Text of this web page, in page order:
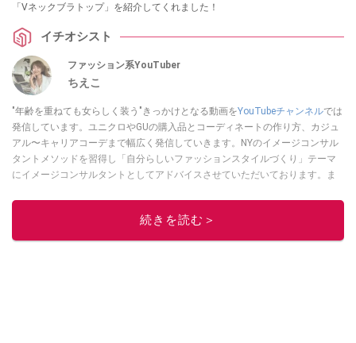
「Vネックブラトップ」を紹介してくれました！
イチオシスト
ファッション系YouTuber
ちえこ
"年齢を重ねても女らしく装う"きっかけとなる動画をYouTubeチャンネルでは
発信しています。ユニクロやGUの購入品とコーディネートの作り方、カジュ
アル〜キャリアコーデまで幅広く発信していきます。NYのイメージコンサル
タントメソッドを習得し「自分らしいファッションスタイルづくり」テーマ
にイメージコンサルタントとしてアドバイスさせていただいております。ま
積み上げ続けている外資系企業のコンサルタント（25年以上のキャリア）か
続きを読む＞